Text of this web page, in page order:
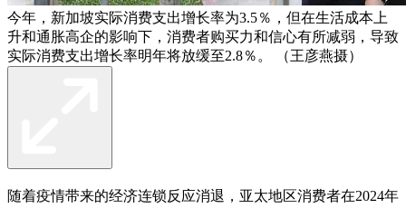
今年，新加坡实际消费支出增长率为3.5％，但在生活成本上
升和通胀高企的影响下，消费者购买力和信心有所减弱，导致
实际消费支出增长率明年将放缓至2.8％。 （王彦燕摄）
随着疫情带来的经济连锁反应消退，亚太地区消费者在2024年